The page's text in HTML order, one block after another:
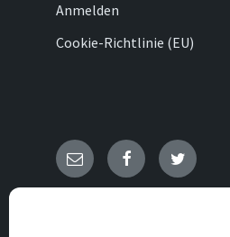
Anmelden
Cookie-Richtlinie (EU)
E- FacebookTwitter